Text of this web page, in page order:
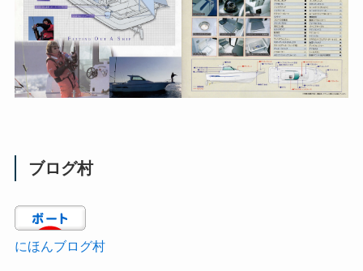
ブログ村
にほんブログ村